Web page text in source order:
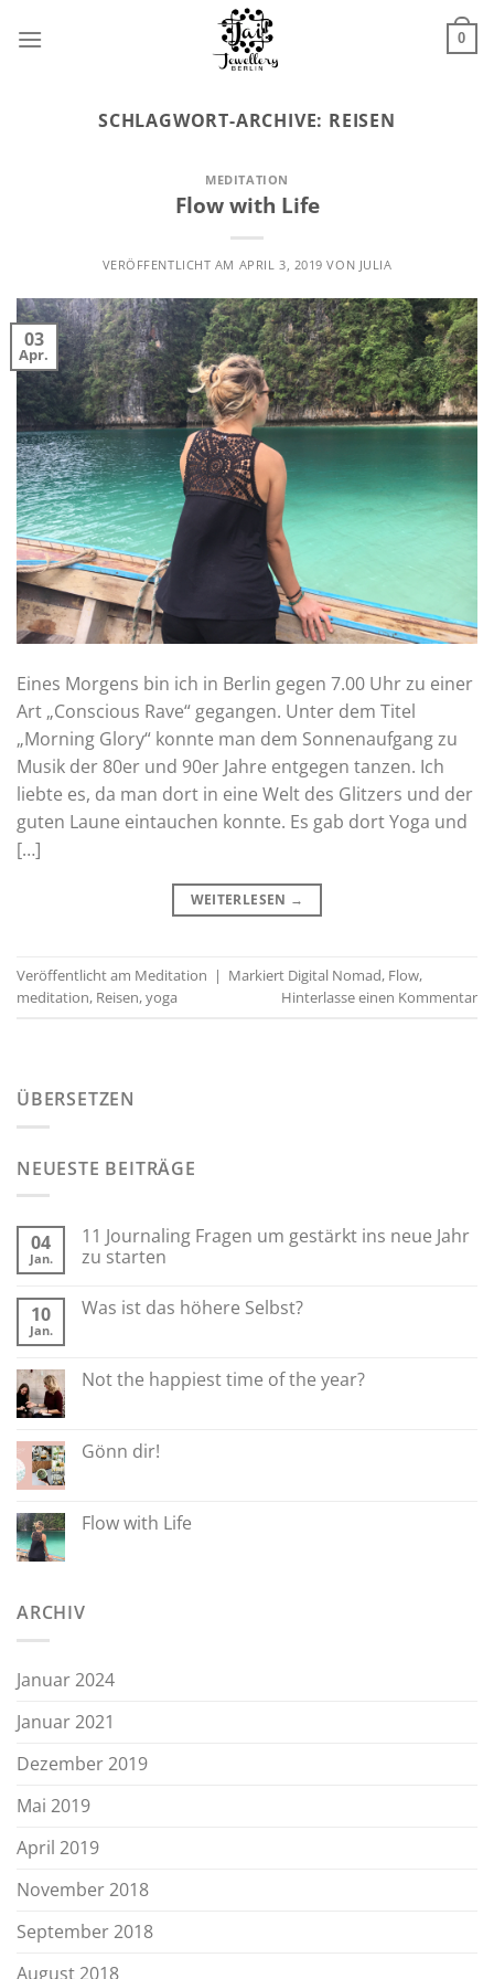
Inhalt
0
SCHLAGWORT-ARCHIVE: REISEN
MEDITATION
Flow with Life
VERÖFFENTLICHT AM APRIL 3, 2019 VON JULIA
03
Apr.
Eines Morgens bin ich in Berlin gegen 7.00 Uhr zu einer
Art „Conscious Rave“ gegangen. Unter dem Titel
„Morning Glory“ konnte man dem Sonnenaufgang zu
Musik der 80er und 90er Jahre entgegen tanzen. Ich
liebte es, da man dort in eine Welt des Glitzers und der
guten Laune eintauchen konnte. Es gab dort Yoga und
[…]
WEITERLESEN →
Veröffentlicht am Meditation | Markiert Digital Nomad, Flow,
meditation, Reisen,yoga Hinterlasse einen Kommentar
ÜBERSETZEN
NEUESTE BEITRÄGE
04
Jan.
11 Journaling Fragen um gestärkt ins neue Jahr
zu starten
10
Jan.
Was ist das höhere Selbst?
Not the happiest time of the year?
Gönn dir!
Flow with Life
ARCHIV
Januar 2024
Januar 2021
Dezember 2019
Mai 2019
April 2019
November 2018
September 2018
August 2018